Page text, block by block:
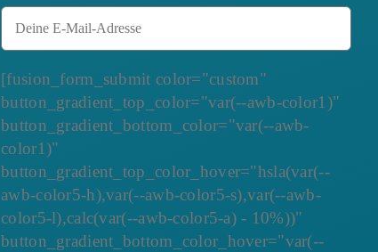
[fusion_form_submit color="custom"
button_gradient_top_color="var(--awb-color1)"
button_gradient_bottom_color="var(--awb-
color1)"
button_gradient_top_color_hover="hsla(var(--
awb-color5-h),var(--awb-color5-s),var(--awb-
color5-l),calc(var(--awb-color5-a) - 10%))"
button_gradient_bottom_color_hover="var(--